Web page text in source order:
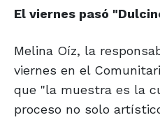
El viernes pasó
Melina Oíz, la
viernes en el
que "la muestra es la
proceso no solo